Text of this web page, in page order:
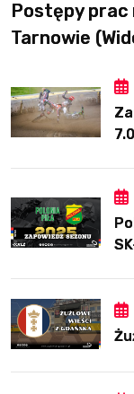
Postępy prac
Tarnowie